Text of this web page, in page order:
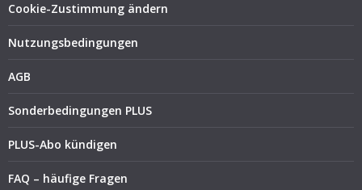
Cookie-Zustimmung ändern
Nutzungsbedingungen
AGB
Sonderbedingungen PLUS
PLUS-Abo kündigen
FAQ – häufige Fragen